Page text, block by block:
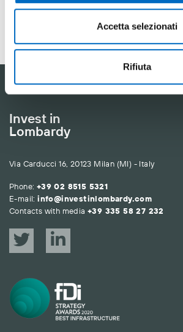
Accetta selezionati
Rifiuta
CONTACT US
Invest in
Lombardy
Via Carducci 16, 20123 Milan (MI) - Italy
Phone: +39 02 8515 5321
E-mail: info@investinlombardy.com
Contacts with media +39 335 58 27 232